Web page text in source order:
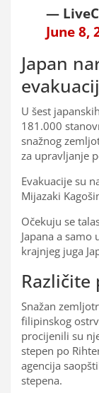
—
June 8,
Japan
U šest
181.000
snažnog
za upravljanje
Evakuacije su
Mijazaki
Očekuju se
Japana a
krajnjeg juga
Snažan
filipinskog
procijenili su
stepen po
agencija
stepena.